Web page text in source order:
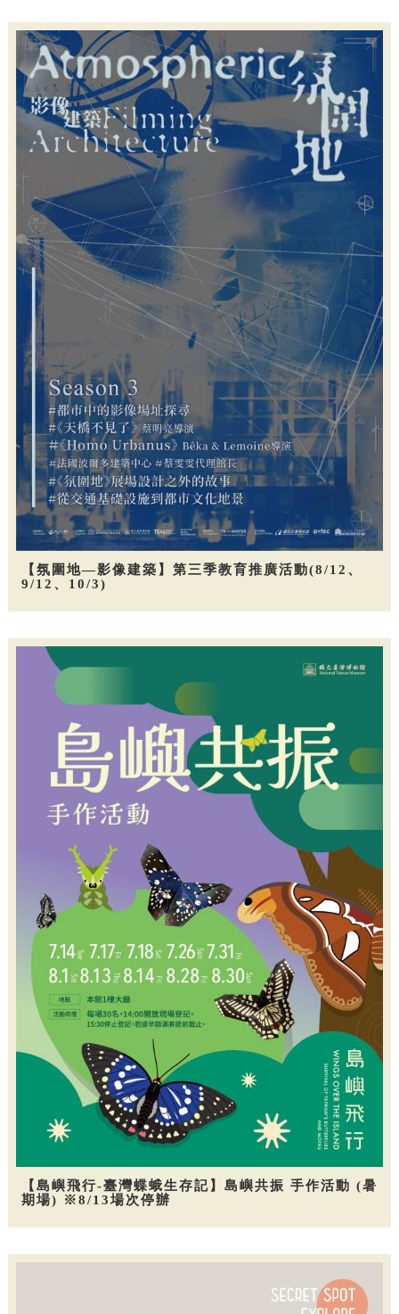
【氛圍地—影像建築】第三季教育推廣活動(8/12、
9/12、10/3)
【島嶼飛行-臺灣蝶蛾生存記】島嶼共振 手作活動 (暑
期場) ※8/13場次停辦